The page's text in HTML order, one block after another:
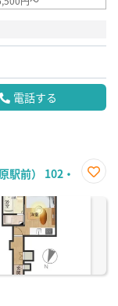
電話する
駅前） 102・
に入